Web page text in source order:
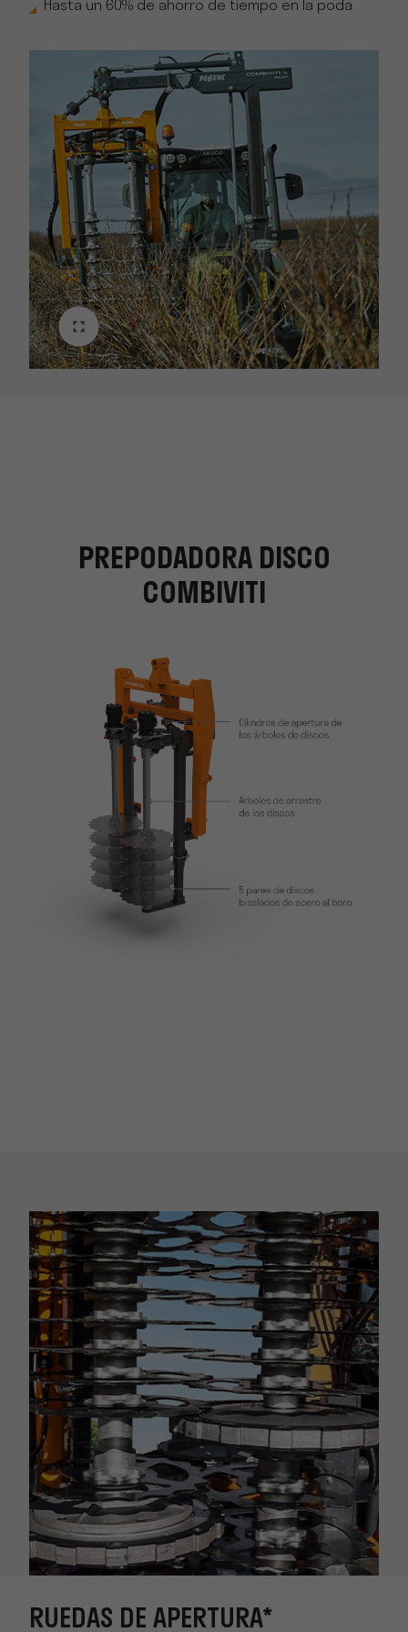
Hasta un 60% de ahorro de tiempo en la poda
PREPODADORA DISCO
COMBIVITI
RUEDAS DE APERTURA*